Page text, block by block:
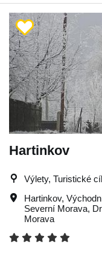
Hartinkov
Výlety, Turistické
Hartinkov,
Severní Morava,
Morava